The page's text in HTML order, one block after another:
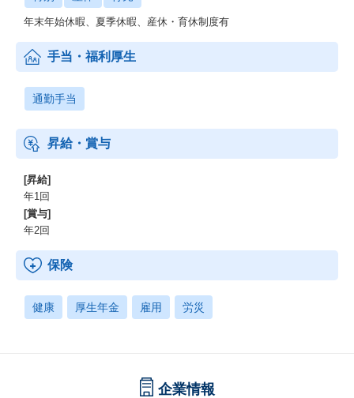
年末年始休暇、夏季休暇、産休・育休制度有
手当・福利厚生
通勤手当
昇給・賞与
[昇給]
年1回
[賞与]
年2回
保険
健康 厚生年金 雇用 労災
企業情報